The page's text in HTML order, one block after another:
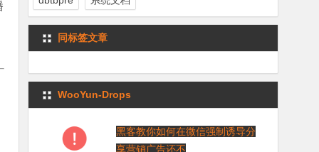
同标签文章
WooYun-Drops
黑客教你如何在微信强制诱导分
享营销广告还不